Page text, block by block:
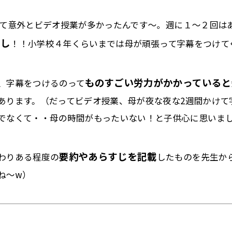
意外とビデオ授業が多かったんです～。週に１〜２回
！！小学校４年くらいまでは母が頑張って字幕をつけて
字幕をつけるのってものすごい労力がかかっていると
ります。（だってビデオ授業、母が夜な夜な2週間かけて
なくて・・母の時間がもったいない！と子供心に思いまし
りある程度の要約やあらすじを記載 したものを先生か
〜w）